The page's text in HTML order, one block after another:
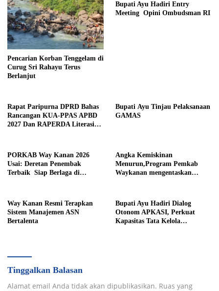
Pencarian Korban Tenggelam di
Curug Sri Rahayu Terus
Berlanjut
Bupati Ayu Hadiri Entry
Meeting Opini Ombudsman RI
Rapat Paripurna DPRD Bahas
Rancangan KUA-PPAS APBD
2027 Dan RAPERDA Literasi
Bupati Ayu Tinjau Pelaksanaan
GAMAS
PORKAB Way Kanan 2026
Usai: Deretan Penembak
Terbaik Siap Berlaga di
Angka Kemiskinan
Menurun,Program Pemkab
Waykanan mengentaskan
Way Kanan Resmi Terapkan
Sistem Manajemen ASN
Bertalenta
Bupati Ayu Hadiri Dialog
Otonom APKASI, Perkuat
Kapasitas Tata Kelola
Tinggalkan Balasan
Alamat email Anda tidak akan dipublikasikan. Ruas yang